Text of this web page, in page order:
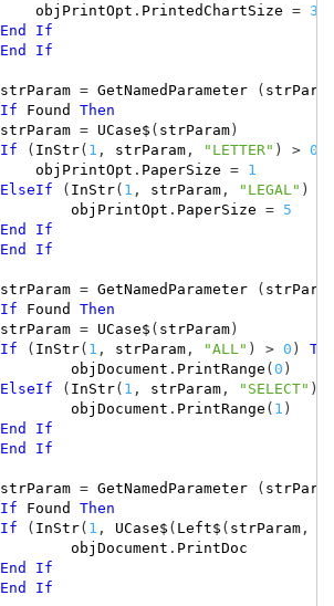
objPrintOpt . PrintedChartSize = 3
End
If
End
If
strParam = GetNamedParameter (
If
Found
Then
strParam = UCase$ ( strParam)
If
( InStr( 1 , strParam, "LETTER" ) > 0
objPrintOpt . PaperSize = 1
ElseIf
( InStr( 1 , strParam, "LEGAL" )
objPrintOpt . PaperSize =
5
End
If
End
If
strParam = GetNamedParameter (
If
Found
Then
strParam = UCase$ ( strParam)
If
( InStr( 1 , strParam, "ALL" ) > 0 )
objDocument . PrintRange (0 )
ElseIf
( InStr( 1 , strParam, "SELECT" )
objDocument . PrintRange ( 1 )
End
If
End
If
strParam = GetNamedParameter (
If
Found
Then
If
( InStr( 1 , UCase$ ( Left$ ( strParam,
objDocument . PrintDoc
End
If
End
If